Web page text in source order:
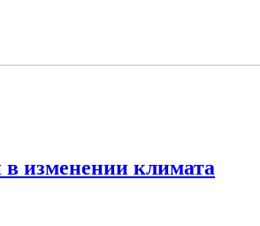
изменении климата